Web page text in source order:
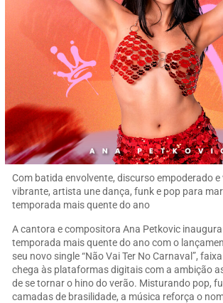
Com batida envolvente, discurso empoderado e
vibrante, artista une dança, funk e pop para
temporada mais quente do ano
A cantora e compositora Ana Petkovic inaugura
temporada mais quente do ano com o
seu novo single “Não Vai Ter No Carnaval”,
chega às plataformas digitais com a ambição
de se tornar o hino do verão. Misturando pop,
camadas de brasilidade, a música reforça o